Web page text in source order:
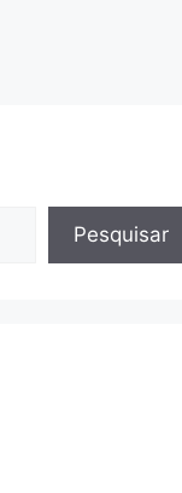
Pesquisar